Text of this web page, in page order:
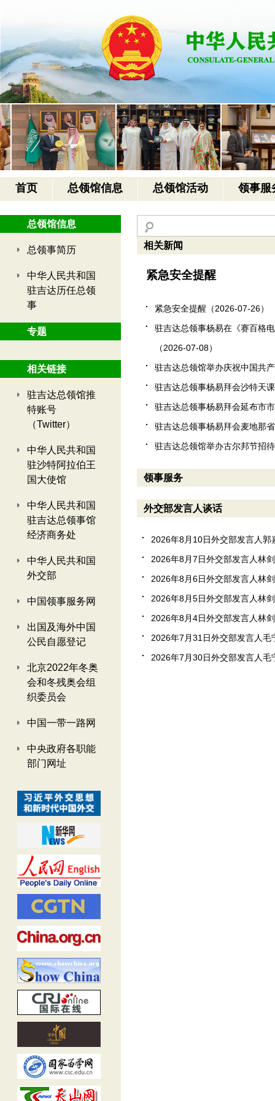
首页 总领馆信息 总领馆活动 领事服
总领馆信息
总领事简历
中华人民共和国
驻吉达历任总领
事
专题
相关链接
驻吉达总领馆推
特账号
（Twitter）
中华人民共和国
驻沙特阿拉伯王
国大使馆
中华人民共和国
驻吉达总领事馆
经济商务处
中华人民共和国
外交部
中国领事服务网
出国及海外中国
公民自愿登记
北京2022年冬奥
会和冬残奥会组
织委员会
中国一带一路网
中央政府各职能
部门网址
相关新闻
紧急安全提醒
紧急安全提醒（2026-07-26）
驻吉达总领事杨易在《赛百格
（2026-07-08）
驻吉达总领馆举办庆祝中国共
驻吉达总领事杨易拜会沙特天
驻吉达总领事杨易拜会延布市
驻吉达总领事杨易拜会麦地那
驻吉达总领馆举办古尔邦节招
领事服务
外交部发言人谈话
2026年8月10日外交部发言人
2026年8月7日外交部发言人林
2026年8月6日外交部发言人林
2026年8月5日外交部发言人林
2026年8月4日外交部发言人林
2026年7月31日外交部发言人
2026年7月30日外交部发言人